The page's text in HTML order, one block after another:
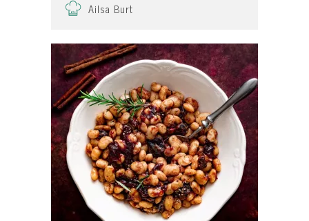
Ailsa Burt